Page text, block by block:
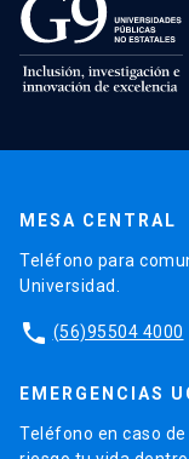
MESA CENTRAL
Teléfono para
Universidad.
phone (56)95504 4000
EMERGENCIAS
Teléfono en caso